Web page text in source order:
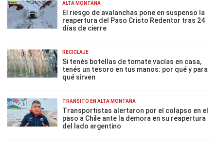
ALTA MONTAÑA
El riesgo de avalanchas pone en suspenso la
reapertura del Paso Cristo Redentor tras 24
días de cierre
RECICLAJE
Si tenés botellas de tomate vacías en casa,
tenés un tesoro en tus manos: por qué y para
qué sirven
TRÁNSITO EN ALTA MONTAÑA
Transportistas alertaron por el colapso en el
paso a Chile ante la demora en su reapertura
del lado argentino